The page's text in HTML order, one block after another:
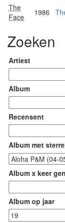
The
Face
1986
Zoeken
Artiest
Album
Recensent
Album met
Album x keer
Album op jaar